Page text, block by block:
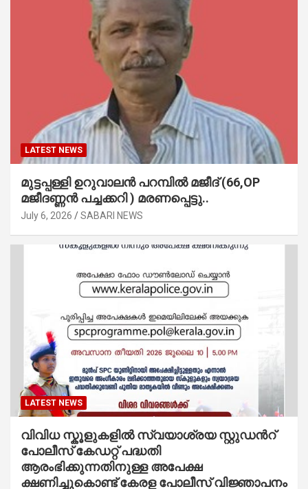
LATEST NEWS
മുട്ടപ്പള്ളി ഉറുവാലൻ പറമ്പിൽ മജീദ് (66,OP
മജീദണ്ണൻ പച്ചക്കറി ) മരണപ്പെട്ടു..
July 6, 2026 SABARI NEWS
LATEST NEWS
വിവിധ സ്കൂളുകളില്‍ സ്വയാശ്രയ സ്റ്റുഡന്‍റ്
പോലീസ് കേഡറ്റ് പദ്ധതി
ആരംഭിക്കുന്നതിനുള്ള അപേക്ഷ
ക്ഷണിച്ചുകൊണ്ട് കേരള പോലീസ് വിജ്ഞാപനം